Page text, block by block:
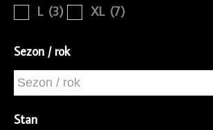
L (3) XL (7)
Sezon / rok
Stan